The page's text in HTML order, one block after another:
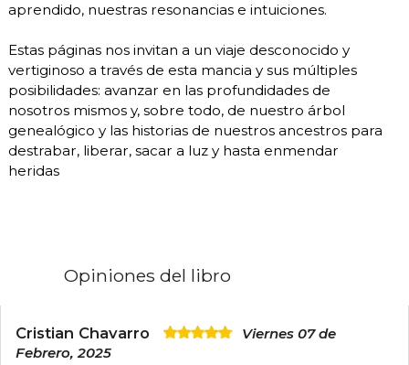
aprendido, nuestras resonancias e intuiciones.
Estas páginas nos invitan a un viaje desconocido y
vertiginoso a través de esta mancia y sus múltiples
posibilidades: avanzar en las profundidades de
nosotros mismos y, sobre todo, de nuestro árbol
genealógico y las historias de nuestros ancestros para
destrabar, liberar, sacar a luz y hasta enmendar
heridas
Opiniones del libro
Cristian Chavarro
Viernes 07 de
Febrero, 2025